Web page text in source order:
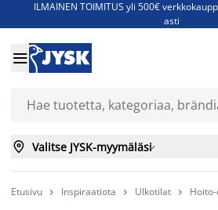
ILMAINEN TOIMITUS yli 500€
asti
Jenkkisänkyjä - Säästä jopa

 Valitse JYSK-myymäläsi
Etusivu  Inspiraatiota  Ulkotilat 